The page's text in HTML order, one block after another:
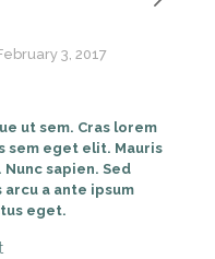
3, 2017
ut sem. Cras lorem
sem eget elit. Mauris
sapien. Sed
a ante ipsum
eget.